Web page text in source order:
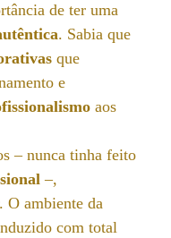
de ter uma
. Sabia que
que
e
aos
– nunca tinha feito
–,
O ambiente da
com total